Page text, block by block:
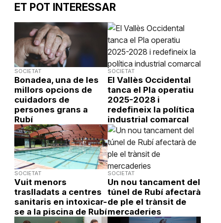
ET POT INTERESSAR
SOCIETAT
Bonadea, una de les
millors opcions de
cuidadors de
persones grans a
Rubí
SOCIETAT
El Vallès Occidental
tanca el Pla operatiu
2025-2028 i
redefineix la política
industrial comarcal
SOCIETAT
Vuit menors
traslladats a centres
sanitaris en intoxicar-
se a la piscina de Rubí
SOCIETAT
Un nou tancament del
túnel de Rubí afectarà
de ple el trànsit de
mercaderies